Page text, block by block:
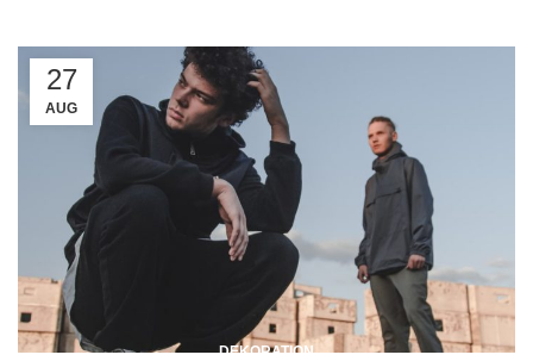
27
AUG
DEKORATION